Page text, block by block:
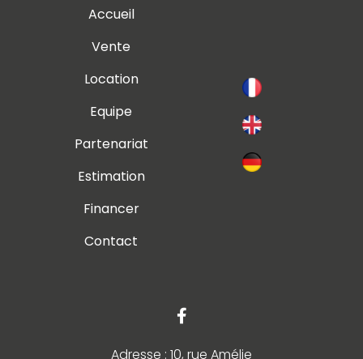
Accueil
Vente
Location
Equipe
Partenariat
Estimation
Financer
Contact
Adresse : 10, rue Amélie